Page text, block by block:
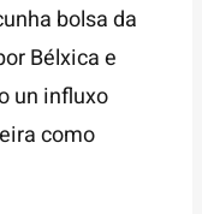
bolsa da
Bélxica e
un influxo
como